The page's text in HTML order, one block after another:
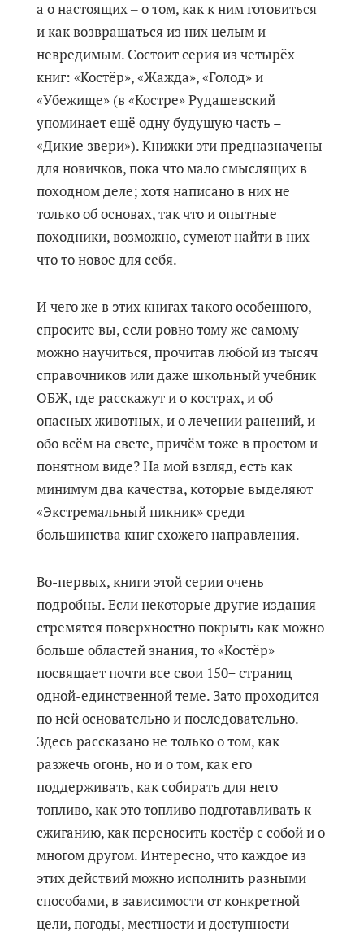
а о настоящих ‒ о том, как к ним готовиться
и как возвращаться из них целым и
невредимым. Состоит серия из четырёх
книг: «Костёр», «Жажда», «Голод» и
«Убежище» (в «Костре» Рудашевский
упоминает ещё одну будущую часть –
«Дикие звери»). Книжки эти предназначены
для новичков, пока что мало смыслящих в
походном деле; хотя написано в них не
только об основах, так что и опытные
походники, возможно, сумеют найти в них
что то новое для себя.
И чего же в этих книгах такого особенного,
спросите вы, если ровно тому же самому
можно научиться, прочитав любой из тысяч
справочников или даже школьный учебник
ОБЖ, где расскажут и о кострах, и об
опасных животных, и о лечении ранений, и
обо всём на свете, причём тоже в простом и
понятном виде? На мой взгляд, есть как
минимум два качества, которые выделяют
«Экстремальный пикник» среди
большинства книг схожего направления.
Во-первых, книги этой серии очень
подробны. Если некоторые другие издания
стремятся поверхностно покрыть как можно
больше областей знания, то «Костёр»
посвящает почти все свои 150+ страниц
одной-единственной теме. Зато проходится
по ней основательно и последовательно.
Здесь рассказано не только о том, как
разжечь огонь, но и о том, как его
поддерживать, как собирать для него
топливо, как это топливо подготавливать к
сжиганию, как переносить костёр с собой и о
многом другом. Интересно, что каждое из
этих действий можно исполнить разными
способами, в зависимости от конкретной
цели, погоды, местности и доступности